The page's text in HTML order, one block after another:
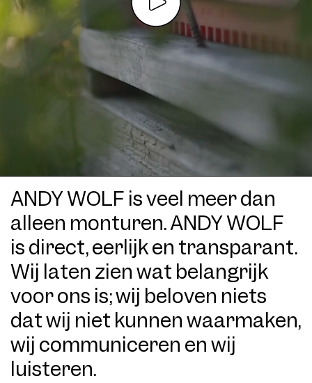
ANDY WOLF is veel meer dan
alleen monturen. ANDY WOLF
is direct, eerlijk en transparant.
Wij laten zien wat belangrijk
voor ons is; wij beloven niets
dat wij niet kunnen waarmaken,
wij communiceren en wij
luisteren.